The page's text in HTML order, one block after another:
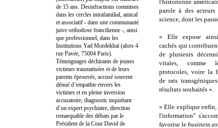
l'historienne
parole à des
science, dont les
« Elle expose
cachés qui
de plusieurs
vitales, comme
protocoles, voire la
de rats
résultats souhaités ».
« Elle explique enfin,
l'information"
favorise le business
de 15 ans. Desinfractions commises
dans les cercles intrafamilial, amical
et associatif - dans une communauté
juive orthodoxe francilienne -, ainsi
que professionnel, dans les
Institutions Yad Mordekhaï (alors 4
rue Pavée, 75004 Paris).
Témoignages déchirants de jeunes
victimes traumatisées et de leurs
parents éprouvés, accusé souvent
dénué d’empathie envers les
victimes et en pleine inversion
accusatoire, diagnostic inquiétant
d’un expert psychiatre, direction
remarquable des débats par le
Président de la Cour David de